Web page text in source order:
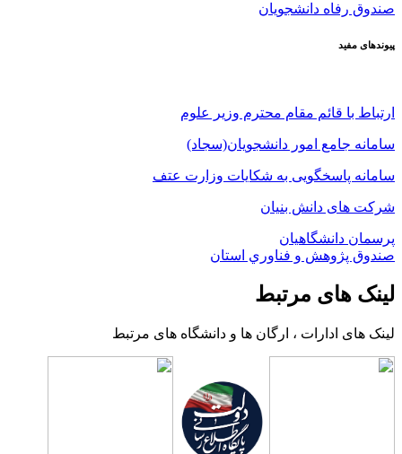
صندوق رفاه دانشجویان
پیوندهای مفید
ارتباط با قائم مقام محترم وزیر علوم
سامانه جامع امور دانشجویان(سجاد)
سامانه پاسخگویی به شکایات وزارت عتف
شرکت های دانش بنیان
پرسمان دانشگاهیان
صندوق پژوهش و فناوري استان
لینک های مرتبط
لینک های ادارات ، ارگان ها و دانشگاه های مرتبط